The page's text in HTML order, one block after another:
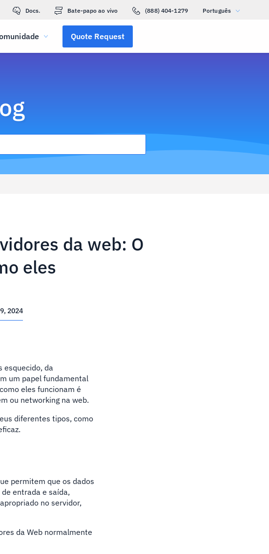
Docs. Bate-papo ao vivo (888) 404-1279 Português
Quote Request
da web: O
eles
2024
esquecido, da
um papel fundamental
eles funcionam é
ou networking na web.
diferentes tipos, como
permitem que os dados
entrada e saída,
no servidor,
da Web normalmente